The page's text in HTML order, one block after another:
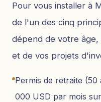
Pour vous installer à
de l'un des cinq
dépend de votre âge,
et de vos projets
Permis de retraite
000 USD par mois